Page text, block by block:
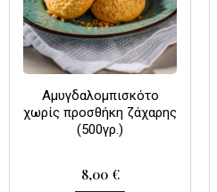
Αμυγδαλομπισκότο
χωρίς προσθήκη ζάχαρης
(500γρ.)
8,00 €